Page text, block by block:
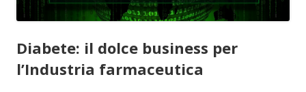
Diabete: il dolce business per
l’Industria farmaceutica